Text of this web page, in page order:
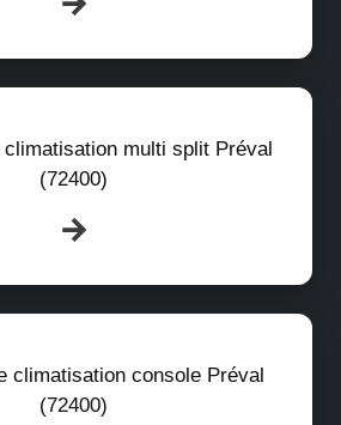
multi split Préval
(72400)
climatisation console Préval
(72400)